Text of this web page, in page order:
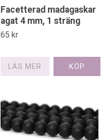
Facetterad madagaskar
agat 4 mm, 1 sträng
65 kr
LÄS MER